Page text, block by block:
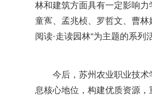
林和建筑方面具有一定影响
童寯、孟兆桢、罗哲文、曹
阅读·走读园林”为主题的系
今后，苏州农业职业技
息核心地位，构建优质资源，